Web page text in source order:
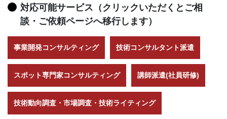
対応可能サービス（クリックいただくとご相
談・ご依頼ページへ移行します）
事業開発コンサルティング 技術コンサルタント派遣
スポット専門家コンサルティング 講師派遣(社員研修)
技術動向調査・市場調査・技術ライティング